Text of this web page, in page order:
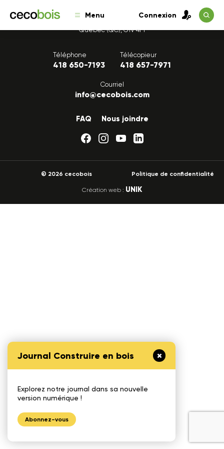
Menu Connexion
Journal Construire en bois
Explorez notre journal dans sa nouvelle
version numérique !
Abonnez-vous
1175, avenue Lavigerie, Bureau 200
Québec (QC), G1V 4P1
Téléphone
418 650-7193
Télécopieur
418 657-7971
Courriel
info@cecobois.com
FAQ Nous joindre
© 2026 cecobois Politique de confidentialité
Création web : UNIK